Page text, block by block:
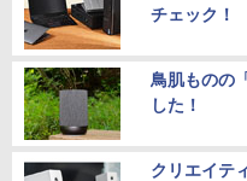
チェック！
鳥肌ものの
した！
クリエイテ